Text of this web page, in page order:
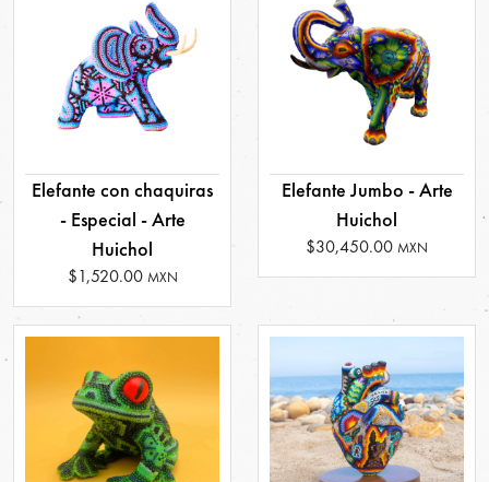
Elefante con chaquiras
- Especial - Arte
Huichol
$1,520.00 MXN
Elefante Jumbo - Arte
Huichol
$30,450.00 MXN